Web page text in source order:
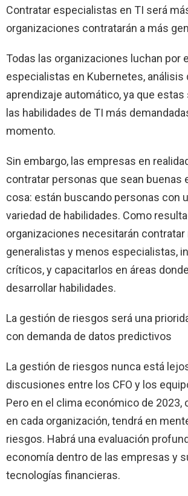
Contratar especialistas en TI será
organizaciones contratarán a más
Todas las organizaciones luchan por
especialistas en Kubernetes, análisis
aprendizaje automático, ya que estas
las habilidades de TI más
momento.
Sin embargo, las empresas en
contratar personas que sean buenas
cosa: están buscando personas con
variedad de habilidades. Como
organizaciones necesitarán contratar
generalistas y menos especialistas,
críticos, y capacitarlos en áreas
desarrollar habilidades.
La gestión de riesgos será una
con demanda de datos predictivos
La gestión de riesgos nunca está
discusiones entre los CFO y los
Pero en el clima económico de 2023,
en cada organización, tendrá en
riesgos. Habrá una evaluación
economía dentro de las empresas y
tecnologías financieras.